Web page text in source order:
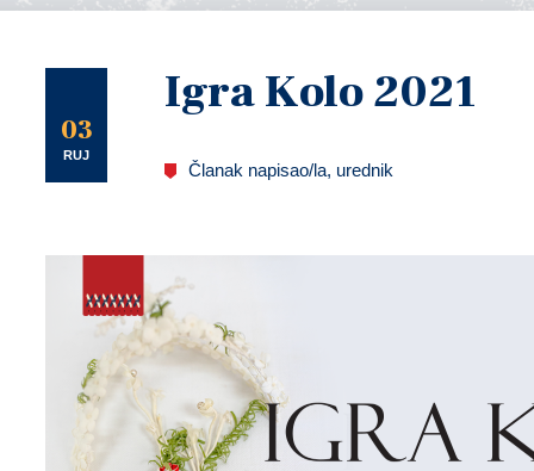
03
RUJ
Igra Kolo 2021
Članak napisao/la, urednik